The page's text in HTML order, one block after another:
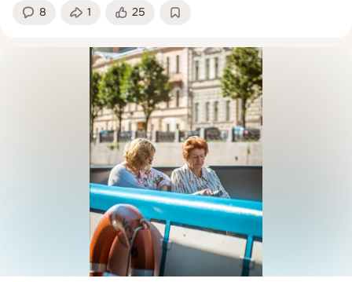
Забронировать билеты можно прямо сейчас — и подарить
8 1 25